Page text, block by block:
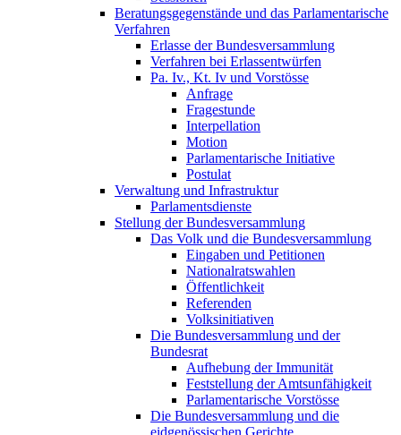
Beratungsgegenstände und das Parlamentarische
Verfahren
Erlasse der Bundesversammlung
Verfahren bei Erlassentwürfen
Pa. Iv., Kt. Iv und Vorstösse
Anfrage
Fragestunde
Interpellation
Motion
Parlamentarische Initiative
Postulat
Verwaltung und Infrastruktur
Parlamentsdienste
Stellung der Bundesversammlung
Das Volk und die Bundesversammlung
Eingaben und Petitionen
Nationalratswahlen
Öffentlichkeit
Referenden
Volksinitiativen
Die Bundesversammlung und der
Bundesrat
Aufhebung der Immunität
Feststellung der Amtsunfähigkeit
Parlamentarische Vorstösse
Die Bundesversammlung und die